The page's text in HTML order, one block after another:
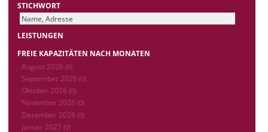
STICHWORT
LEISTUNGEN
FREIE KAPAZITÄTEN NACH MONATEN
August 2026 (0)
September 2026 (0)
Oktober 2026 (0)
November 2026 (0)
Dezember 2026 (0)
Januar 2027 (0)